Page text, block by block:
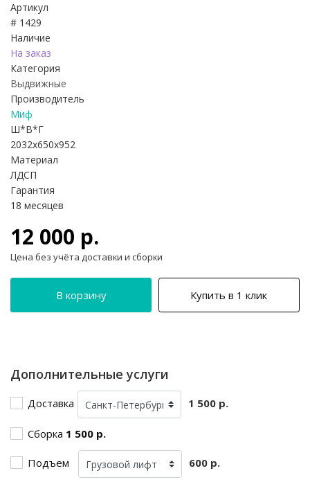
Артикул
# 1429
Наличие
На заказ
Категория
Выдвижные
Производитель
Миф
Ш*В*Г
2032x650x952
Материал
ЛДСП
Гарантия
18 месяцев
12 000 р.
Цена без учёта доставки и сборки
В корзину Купить в 1 клик
Дополнительные услуги
Доставка 1 500 р.
Сборка 1 500 р.
Подъем 600 р.